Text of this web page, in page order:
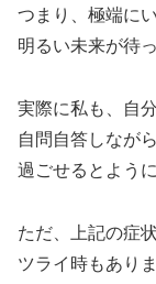
つまり、極端に
明るい未来が待
実際に私も、自
自問自答しなが
過ごせるとよう
ただ、上記の症
ツライ時もあり